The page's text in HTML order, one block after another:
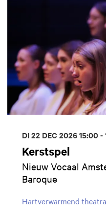
Kerstspel
Nieuw Vocaal
Baroque
Hartverwarmend
DI 22 DEC 202615:00 -